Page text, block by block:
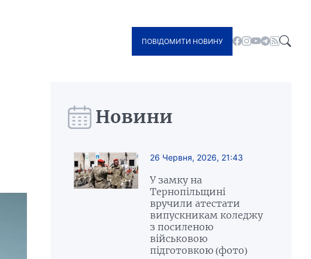
ПОВІДОМИТИ НОВИНУ
Новини
26 Червня, 2026, 21:43
У замку на
Тернопільщині
вручили атестати
випускникам коледжу
з посиленою
військовою
підготовкою (фото)